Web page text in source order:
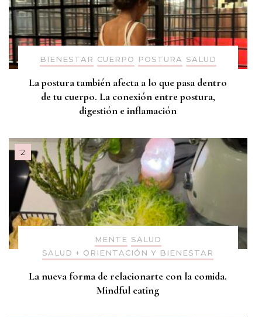
BIENESTAR CUERPO POSTURA SALUD
La postura también afecta a lo que pasa dentro
de tu cuerpo. La conexión entre postura,
digestión e inflamación
MENTE SALUD
SALUD + ORIENTACIÓN Y BIENESTAR
La nueva forma de relacionarte con la comida.
Mindful eating